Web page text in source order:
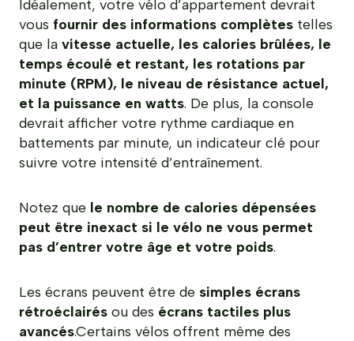
Idéalement, votre vélo d’appartement devrait
vous fournir des informations complètes telles
que la vitesse actuelle, les calories brûlées, le
temps écoulé et restant, les rotations par
minute (RPM), le niveau de résistance actuel,
et la puissance en watts. De plus, la console
devrait afficher votre rythme cardiaque en
battements par minute, un indicateur clé pour
suivre votre intensité d’entraînement.
Notez que le nombre de calories dépensées
peut être inexact si le vélo ne vous permet
pas d’entrer votre âge et votre poids.
Les écrans peuvent être de simples écrans
rétroéclairés ou des écrans tactiles plus
avancés.Certains vélos offrent même des